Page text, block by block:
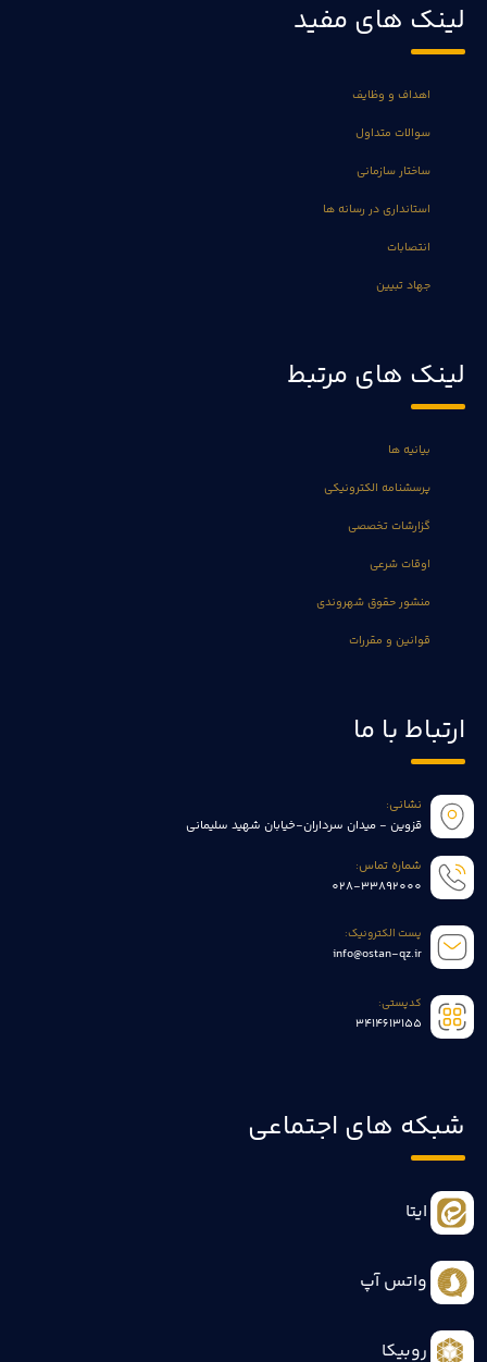
لینک های مفید
اهداف و وظایف
سوالات متداول
ساختار سازمانی
استانداری در رسانه ها
انتصابات
جهاد تبیین
لینک های مرتبط
بیانیه ها
پرسشنامه الکترونیکی
گزارشات تخصصی
اوقات شرعی
منشور حقوق شهروندی
قوانین و مقررات
ارتباط با ما
نشانی:
قزوین - میدان سرداران-خیابان شهید سلیمانی
شماره تماس:
028-33892000
پست الکترونیک:
info@ostan-qz.ir
کدپستی:
3414613155
شبکه های اجتماعی
ایتا
واتس آپ
روبیکا